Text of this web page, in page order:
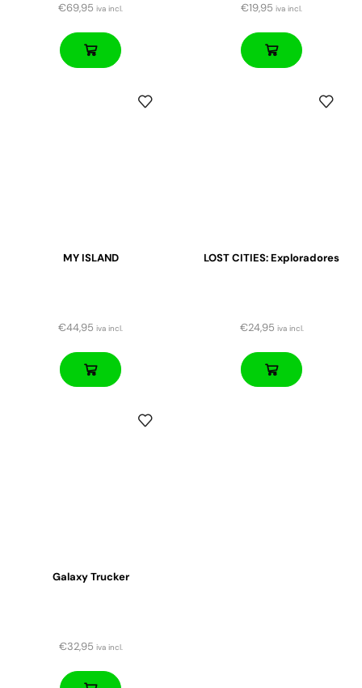
€69,95 iva incl. €19,95 iva incl.
MY ISLAND
€44,95 iva incl.
LOST CITIES: Exploradores
€24,95 iva incl.
Galaxy Trucker
€32,95 iva incl.